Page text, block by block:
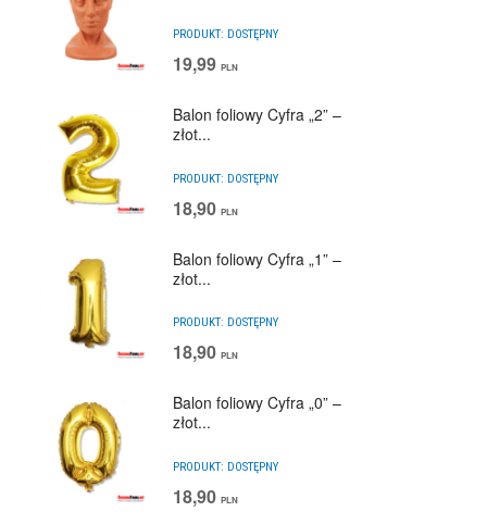
PRODUKT: DOSTĘPNY
19,99 PLN
Balon foliowy Cyfra „2” –
złot...
PRODUKT: DOSTĘPNY
18,90 PLN
Balon foliowy Cyfra „1” –
złot...
PRODUKT: DOSTĘPNY
18,90 PLN
Balon foliowy Cyfra „0” –
złot...
PRODUKT: DOSTĘPNY
18,90 PLN